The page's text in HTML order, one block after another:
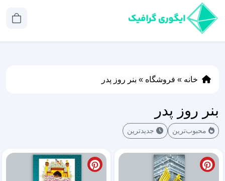
خانه » فروشگاه » بنر روز پدر
بنر روز پدر
محبوب‌ترین جدیدترین